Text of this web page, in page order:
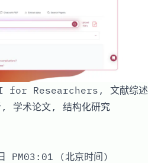
for Researchers, 文献综述
学术论文, 结构化研究
PM03:01 (北京时间)